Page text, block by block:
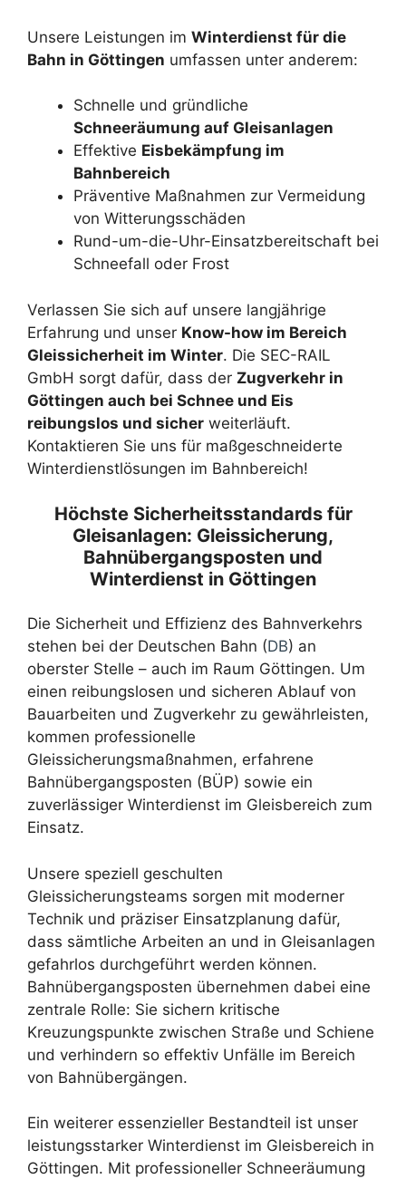
Unsere Leistungen im Winterdienst für die
Bahn in Göttingen umfassen unter anderem:
Schnelle und gründliche
Schneeräumung auf Gleisanlagen
Effektive Eisbekämpfung im
Bahnbereich
Präventive Maßnahmen zur Vermeidung
von Witterungsschäden
Rund-um-die-Uhr-Einsatzbereitschaft bei
Schneefall oder Frost
Verlassen Sie sich auf unsere langjährige
Erfahrung und unser Know-how im Bereich
Gleissicherheit im Winter. Die SEC-RAIL
GmbH sorgt dafür, dass der Zugverkehr in
Göttingen auch bei Schnee und Eis
reibungslos und sicher weiterläuft.
Kontaktieren Sie uns für maßgeschneiderte
Winterdienstlösungen im Bahnbereich!
Höchste Sicherheitsstandards für
Gleisanlagen: Gleissicherung,
Bahnübergangsposten und
Winterdienst in Göttingen
Die Sicherheit und Effizienz des Bahnverkehrs
stehen bei der Deutschen Bahn (DB) an
oberster Stelle – auch im Raum Göttingen. Um
einen reibungslosen und sicheren Ablauf von
Bauarbeiten und Zugverkehr zu gewährleisten,
kommen professionelle
Gleissicherungsmaßnahmen, erfahrene
Bahnübergangsposten (BÜP) sowie ein
zuverlässiger Winterdienst im Gleisbereich zum
Einsatz.
Unsere speziell geschulten
Gleissicherungsteams sorgen mit moderner
Technik und präziser Einsatzplanung dafür,
dass sämtliche Arbeiten an und in Gleisanlagen
gefahrlos durchgeführt werden können.
Bahnübergangsposten übernehmen dabei eine
zentrale Rolle: Sie sichern kritische
Kreuzungspunkte zwischen Straße und Schiene
und verhindern so effektiv Unfälle im Bereich
von Bahnübergängen.
Ein weiterer essenzieller Bestandteil ist unser
leistungsstarker Winterdienst im Gleisbereich in
Göttingen. Mit professioneller Schneeräumung